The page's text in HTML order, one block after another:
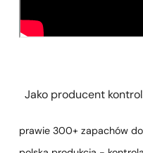
Jako producent
prawie 300+ zapachów